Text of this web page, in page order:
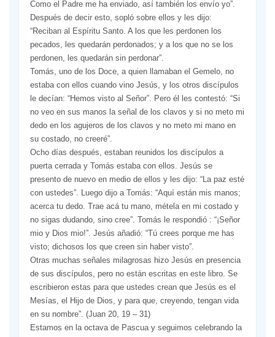
Como el Padre me ha enviado, así también los envío yo”.
Después de decir esto, sopló sobre ellos y les dijo:
“Reciban al Espíritu Santo. A los que les perdonen los
pecados, les quedarán perdonados; y a los que no se los
perdonen, les quedarán sin perdonar”.
Tomás, uno de los Doce, a quien llamaban el Gemelo, no
estaba con ellos cuando vino Jesús, y los otros discípulos
le decían: “Hemos visto al Señor”. Pero él les contestó: “Si
no veo en sus manos la señal de los clavos y si no meto mi
dedo en los agujeros de los clavos y no meto mi mano en
su costado, no creeré”.
Ocho días después, estaban reunidos los discípulos a
puerta cerrada y Tomás estaba con ellos. Jesús se
presento de nuevo en medio de ellos y les dijo: “La paz esté
con ustedes”. Luego dijo a Tomás: “Aquí están mis manos;
acerca tu dedo. Trae acá tu mano, métela en mi costado y
no sigas dudando, sino cree”. Tomás le respondió : “¡Señor
mio y Dios mio!”. Jesús añadió: “Tú crees porque me has
visto; dichosos los que creen sin haber visto”.
Otras muchas señales milagrosas hizo Jesús en presencia
de sus discípulos, pero no están escritas en este libro. Se
escribieron estas para que ustedes crean que Jesús es el
Mesías, el Hijo de Dios, y para que, creyendo, tengan vida
en su nombre”. (Juan 20, 19 – 31)
Estamos en la octava de Pascua y seguimos celebrando la